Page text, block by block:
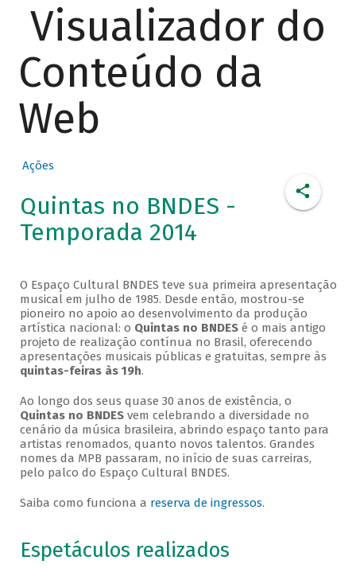
Visualizador do
Conteúdo da
Web
Ações
Quintas no BNDES -
Temporada 2014
O Espaço Cultural BNDES teve sua primeira apresentação
musical em julho de 1985. Desde então, mostrou-se
pioneiro no apoio ao desenvolvimento da produção
artística nacional: o Quintas no BNDESé o mais antigo
projeto de realização contínua no Brasil, oferecendo
apresentações musicais públicas e gratuitas, sempre às
quintas-feiras às 19h.
Ao longo dos seus quase 30 anos de existência, o
Quintas no BNDESvem celebrando a diversidade no
cenário da música brasileira, abrindo espaço tanto para
artistas renomados, quanto novos talentos. Grandes
nomes da MPB passaram, no início de suas carreiras,
pelo palco do Espaço Cultural BNDES.
Saiba como funciona a reserva de ingressos.
Espetáculos realizados